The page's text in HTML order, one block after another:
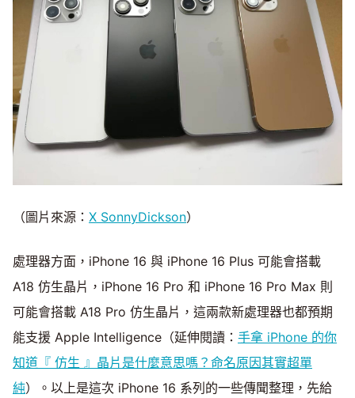
（圖片來源： X SonnyDickson）
處理器方面，iPhone 16 與 iPhone 16 Plus 可能會搭載
A18 仿生晶片，iPhone 16 Pro 和 iPhone 16 Pro Max 則
可能會搭載 A18 Pro 仿生晶片，這兩款新處理器也都預期
能支援 Apple Intelligence（延伸閱讀： 手拿 iPhone 的你
知道『 仿生 』晶片是什麼意思嗎？命名原因其實超單
純）。以上是這次 iPhone 16 系列的一些傳聞整理，先給